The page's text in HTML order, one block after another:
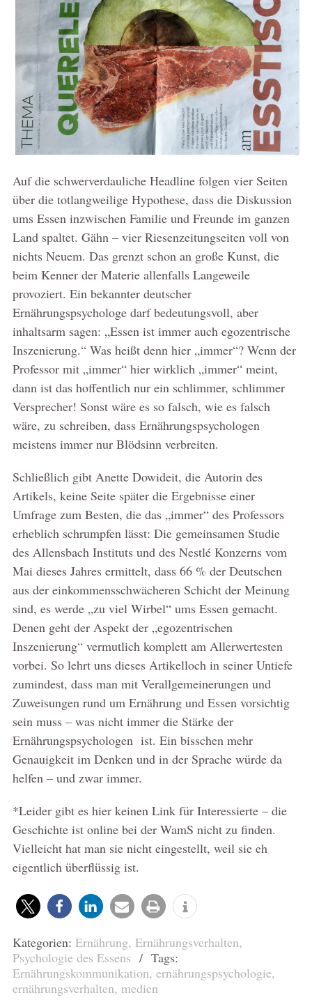
Auf die schwerverdauliche Headline folgen vier Seiten
über die totlangweilige Hypothese, dass die Diskussion
ums Essen inzwischen Familie und Freunde im ganzen
Land spaltet. Gähn – vier Riesenzeitungseiten voll von
nichts Neuem. Das grenzt schon an große Kunst, die
beim Kenner der Materie allenfalls Langeweile
provoziert. Ein bekannter deutscher
Ernährungspsychologe darf bedeutungsvoll, aber
inhaltsarm sagen: „Essen ist immer auch egozentrische
Inszenierung.“ Was heißt denn hier „immer“? Wenn der
Professor mit „immer“ hier wirklich „immer“ meint,
dann ist das hoffentlich nur ein schlimmer, schlimmer
Versprecher! Sonst wäre es so falsch, wie es falsch
wäre, zu schreiben, dass Ernährungspsychologen
meistens immer nur Blödsinn verbreiten.
Schließlich gibt Anette Dowideit, die Autorin des
Artikels, keine Seite später die Ergebnisse einer
Umfrage zum Besten, die das „immer“ des Professors
erheblich schrumpfen lässt: Die gemeinsamen Studie
des Allensbach Instituts und des Nestlé Konzerns vom
Mai dieses Jahres ermittelt, dass 66 % der Deutschen
aus der einkommensschwächeren Schicht der Meinung
sind, es werde „zu viel Wirbel“ ums Essen gemacht.
Denen geht der Aspekt der „egozentrischen
Inszenierung“ vermutlich komplett am Allerwertesten
vorbei. So lehrt uns dieses Artikelloch in seiner Untiefe
zumindest, dass man mit Verallgemeinerungen und
Zuweisungen rund um Ernährung und Essen vorsichtig
sein muss – was nicht immer die Stärke der
Ernährungspsychologen ist. Ein bisschen mehr
Genauigkeit im Denken und in der Sprache würde da
helfen – und zwar immer.
*Leider gibt es hier keinen Link für Interessierte – die
Geschichte ist online bei der WamS nicht zu finden.
Vielleicht hat man sie nicht eingestellt, weil sie eh
eigentlich überflüssig ist.
Kategorien: Ernährung, Ernährungsverhalten,
Psychologie des Essens / Tags:
Ernährungskommunikation, ernährungspsychologie,
ernährungsverhalten, medien